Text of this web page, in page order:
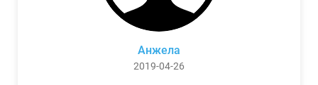
Анжела
2019-04-26